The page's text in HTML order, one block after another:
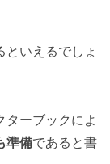
いえるでしょ
ターブックによ
準備であると書